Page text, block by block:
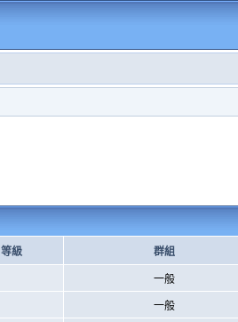
等級 群組
一般
一般